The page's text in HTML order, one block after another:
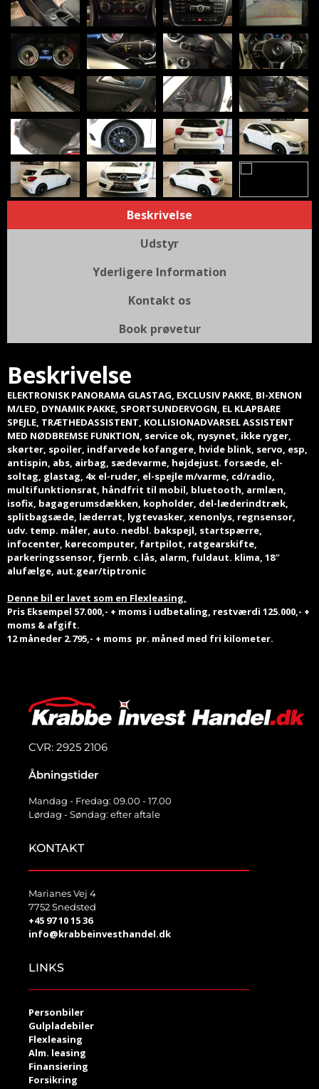
Beskrivelse
Udstyr
Yderligere Information
Kontakt os
Book prøvetur
Beskrivelse
ELEKTRONISK PANORAMA GLASTAG, EXCLUSIV PAKKE, BI-XENON
M/LED, DYNAMIK PAKKE, SPORTSUNDERVOGN, EL KLAPBARE
SPEJLE, TRÆTHEDASSISTENT, KOLLISIONADVARSEL ASSISTENT
MED NØDBREMSE FUNKTION, service ok, nysynet, ikke ryger,
skørter, spoiler, indfarvede kofangere, hvide blink, servo, esp,
antispin, abs, airbag, sædevarme, højdejust. forsæde, el-
soltag, glastag, 4x el-ruder, el-spejle m/varme, cd/radio,
multifunktionsrat, håndfrit til mobil, bluetooth, armlæn,
isofix, bagagerumsdækken, kopholder, del-læderindtræk,
splitbagsæde, læderrat, lygtevasker, xenonlys, regnsensor,
udv. temp. måler, auto. nedbl. bakspejl, startspærre,
infocenter, kørecomputer, fartpilot, ratgearskifte,
parkeringssensor, fjernb. c.lås, alarm, fuldaut. klima, 18″
alufælge, aut.gear/tiptronic
Denne bil er lavet som en Flexleasing,
Pris Eksempel 57.000,- + moms i udbetaling, restværdi 125.000,- +
moms & afgift.
12 måneder 2.795,- + moms pr. måned med fri kilometer.
CVR: 2925 2106
Åbningstider
Mandag - Fredag: 09.00 - 17.00
Lørdag - Søndag: efter aftale
KONTAKT
Marianes Vej 4
7752 Snedsted
+45 97 10 15 36
info@krabbeinvesthandel.dk
LINKS
Personbiler
Gulpladebiler
Flexleasing
Alm. leasing
Finansiering
Forsikring